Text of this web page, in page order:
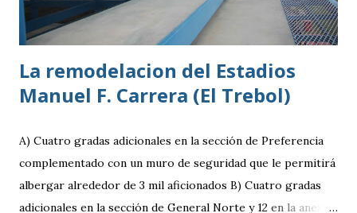
via. luchosolares.blogspot.com
La remodelacion del Estadios
Manuel F. Carrera (El Trebol)
A) Cuatro gradas adicionales en la sección de Preferencia
complementado con un muro de seguridad que le permitirá
albergar alrededor de 3 mil aficionados B) Cuatro gradas
adicionales en la sección de General Norte y 12 en la anexa